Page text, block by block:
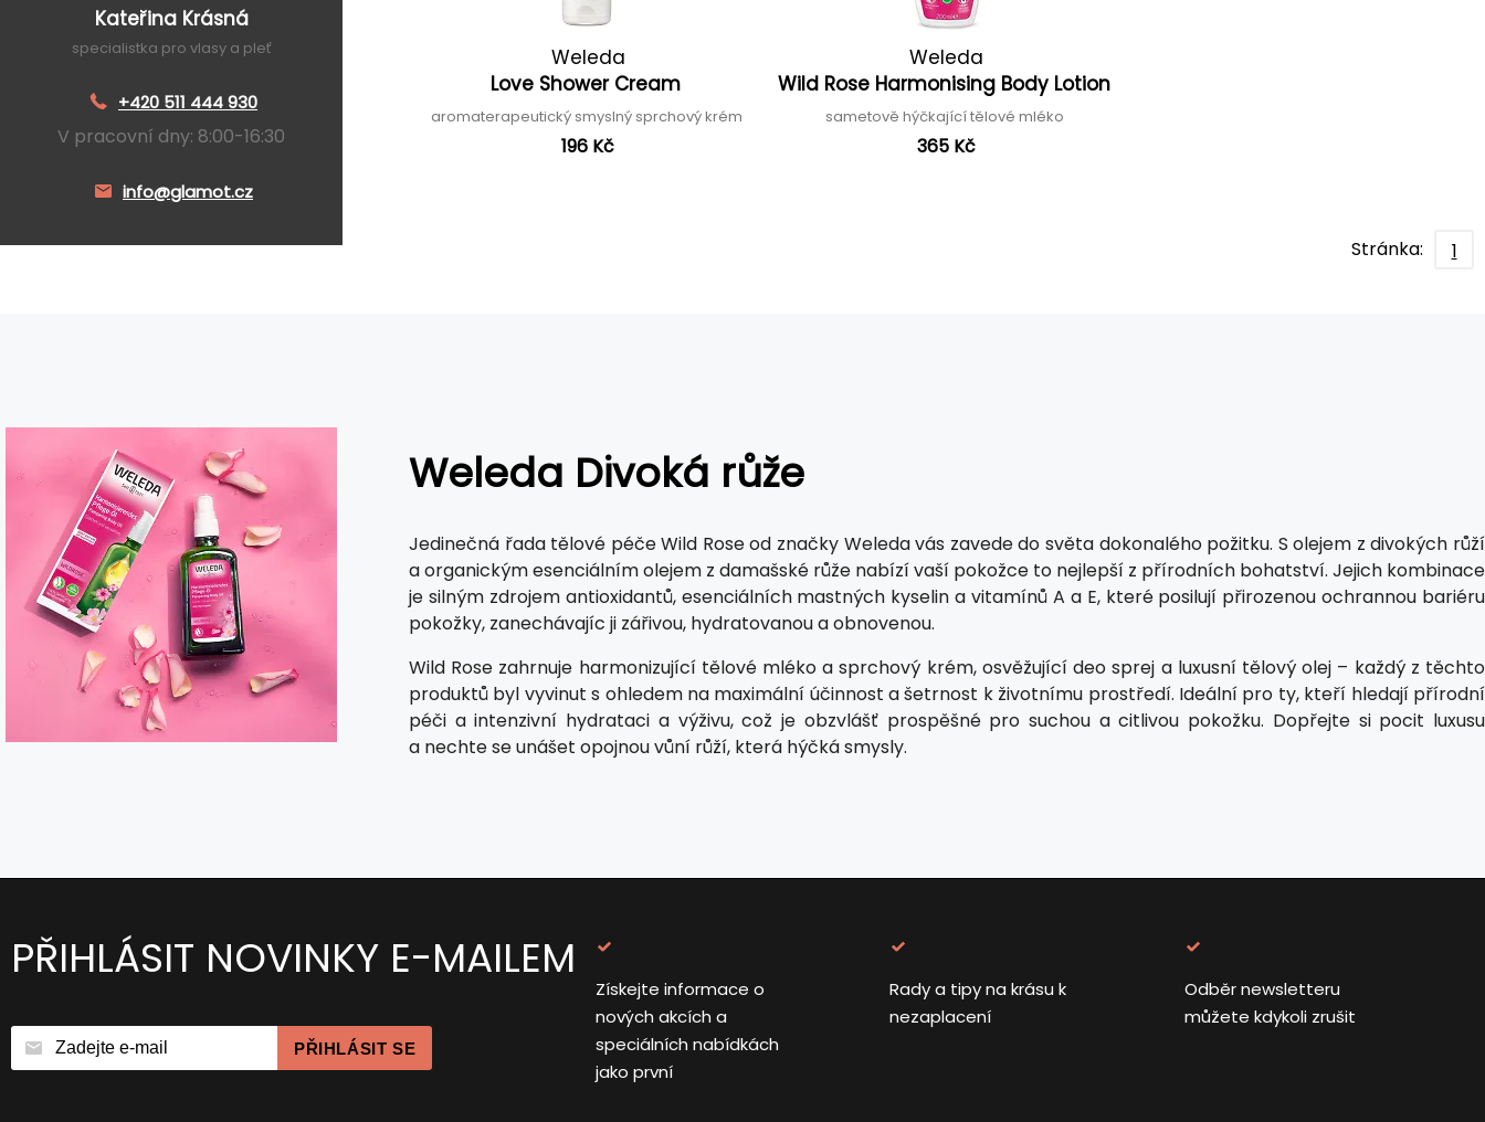
Kateřina Krásná
specialistka pro vlasy a pleť
+420 511 444 930
V pracovní dny: 8:00-16:30
info@glamot.cz
Weleda
Love Shower Cream
aromaterapeutický smyslný sprchový krém
196 Kč
Weleda
Wild Rose Harmonising Body Lotion
sametově hýčkající tělové mléko
365 Kč
Stránka: 1
Weleda Divoká růže
Jedinečná řada tělové péče Wild Rose od značky Weleda vás zavede do světa dokonalého požitku. S olejem z divokých růží
a organickým esenciálním olejem z damašské růže nabízí vaší pokožce to nejlepší z přírodních bohatství. Jejich kombinace
je silným zdrojem antioxidantů, esenciálních mastných kyselin a vitamínů A a E, které posilují přirozenou ochrannou bariéru
pokožky, zanechávajíc ji zářivou, hydratovanou a obnovenou.
Wild Rose zahrnuje harmonizující tělové mléko a sprchový krém, osvěžující deo sprej a luxusní tělový olej – každý z těchto
produktů byl vyvinut s ohledem na maximální účinnost a šetrnost k životnímu prostředí. Ideální pro ty, kteří hledají přírodní
péči a intenzivní hydrataci a výživu, což je obzvlášť prospěšné pro suchou a citlivou pokožku. Dopřejte si pocit luxusu
a nechte se unášet opojnou vůní růží, která hýčká smysly.
PŘIHLÁSIT NOVINKY E-MAILEM
PŘIHLÁSIT SE
Získejte informace o
nových akcích a
speciálních nabídkách
jako první
Rady a tipy na krásu k
nezaplacení
Odběr newsletteru
můžete kdykoli zrušit